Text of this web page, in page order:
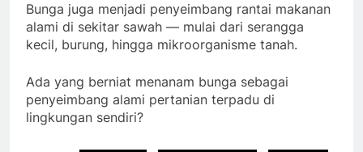
Bunga juga menjadi penyeimbang rantai makanan
alami di sekitar sawah — mulai dari serangga
kecil, burung, hingga mikroorganisme tanah.
Ada yang berniat menanam bunga sebagai
penyeimbang alami pertanian terpadu di
lingkungan sendiri?